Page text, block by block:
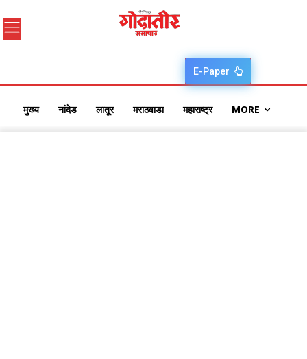
E-Paper
मुख्य नांदेड लातूर मराठवाडा महाराष्ट्र MORE